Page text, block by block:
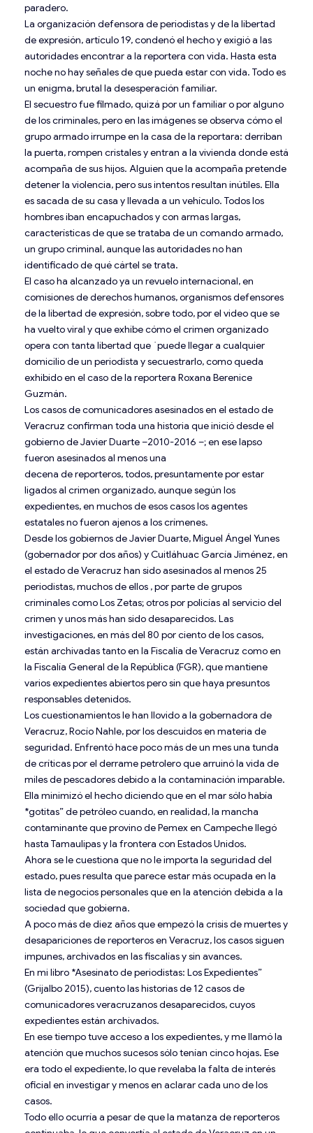
paradero.
La organización defensora de periodistas y de la libertad
de expresión, artículo 19, condenó el hecho y exigió a las
autoridades encontrar a la reportera con vida. Hasta esta
noche no hay señales de que pueda estar con vida. Todo es
un enigma, brutal la desesperación familiar.
El secuestro fue filmado, quizá por un familiar o por alguno
de los criminales, pero en las imágenes se observa cómo el
grupo armado irrumpe en la casa de la reportara: derriban
la puerta, rompen cristales y entran a la vivienda donde está
acompaña de sus hijos. Alguien que la acompaña pretende
detener la violencia, pero sus intentos resultan inútiles. Ella
es sacada de su casa y llevada a un vehículo. Todos los
hombres iban encapuchados y con armas largas,
características de que se trataba de un comando armado,
un grupo criminal, aunque las autoridades no han
identificado de qué cártel se trata.
El caso ha alcanzado ya un revuelo internacional, en
comisiones de derechos humanos, organismos defensores
de la libertad de expresión, sobre todo, por el video que se
ha vuelto viral y que exhibe cómo el crimen organizado
opera con tanta libertad que ´puede llegar a cualquier
domicilio de un periodista y secuestrarlo, como queda
exhibido en el caso de la reportera Roxana Berenice
Guzmán.
Los casos de comunicadores asesinados en el estado de
Veracruz confirman toda una historia que inició desde el
gobierno de Javier Duarte –2010-2016 –; en ese lapso
fueron asesinados al menos una
decena de reporteros, todos, presuntamente por estar
ligados al crimen organizado, aunque según los
expedientes, en muchos de esos casos los agentes
estatales no fueron ajenos a los crímenes.
Desde los gobiernos de Javier Duarte, Miguel Ángel Yunes
(gobernador por dos años) y Cuitláhuac García Jiménez, en
el estado de Veracruz han sido asesinados al menos 25
periodistas, muchos de ellos , por parte de grupos
criminales como Los Zetas; otros por policías al servicio del
crimen y unos más han sido desaparecidos. Las
investigaciones, en más del 80 por ciento de los casos,
están archivadas tanto en la Fiscalía de Veracruz como en
la Fiscalía General de la República (FGR), que mantiene
varios expedientes abiertos pero sin que haya presuntos
responsables detenidos.
Los cuestionamientos le han llovido a la gobernadora de
Veracruz, Rocío Nahle, por los descuidos en materia de
seguridad. Enfrentó hace poco más de un mes una tunda
de críticas por el derrame petrolero que arruinó la vida de
miles de pescadores debido a la contaminación imparable.
Ella minimizó el hecho diciendo que en el mar sólo había
*gotitas” de petróleo cuando, en realidad, la mancha
contaminante que provino de Pemex en Campeche llegó
hasta Tamaulipas y la frontera con Estados Unidos.
Ahora se le cuestiona que no le importa la seguridad del
estado, pues resulta que parece estar más ocupada en la
lista de negocios personales que en la atención debida a la
sociedad que gobierna.
A poco más de diez años que empezó la crisis de muertes y
desapariciones de reporteros en Veracruz, los casos siguen
impunes, archivados en las fiscalías y sin avances.
En mi libro *Asesinato de periodistas: Los Expedientes”
(Grijalbo 2015), cuento las historias de 12 casos de
comunicadores veracruzanos desaparecidos, cuyos
expedientes están archivados.
En ese tiempo tuve acceso a los expedientes, y me llamó la
atención que muchos sucesos sólo tenían cinco hojas. Ese
era todo el expediente, lo que revelaba la falta de interés
oficial en investigar y menos en aclarar cada uno de los
casos.
Todo ello ocurría a pesar de que la matanza de reporteros